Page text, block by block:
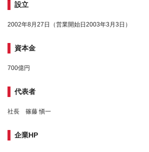
設立
2002年8月27日（営業開始日2003年3月3日）
資本金
700億円
代表者
社長 篠藤 愼一
企業HP